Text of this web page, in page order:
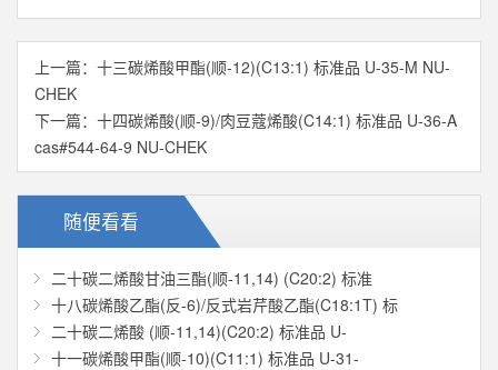
上一篇： 十三碳烯酸甲酯(顺-12)(C13:1) 标准品 U-35-M NU-
CHEK
下一篇： 十四碳烯酸(顺-9)/肉豆蔻烯酸(C14:1) 标准品 U-36-A
cas#544-64-9 NU-CHEK
随便看看
二十碳二烯酸甘油三酯(顺-11,14) (C20:2) 标准
十八碳烯酸乙酯(反-6)/反式岩芹酸乙酯(C18:1T) 标
二十碳二烯酸 (顺-11,14)(C20:2) 标准品 U-
十一碳烯酸甲酯(顺-10)(C11:1) 标准品 U-31-